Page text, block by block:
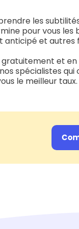
les
pour vous les
et autres
et
spécialistes
le meilleur taux.